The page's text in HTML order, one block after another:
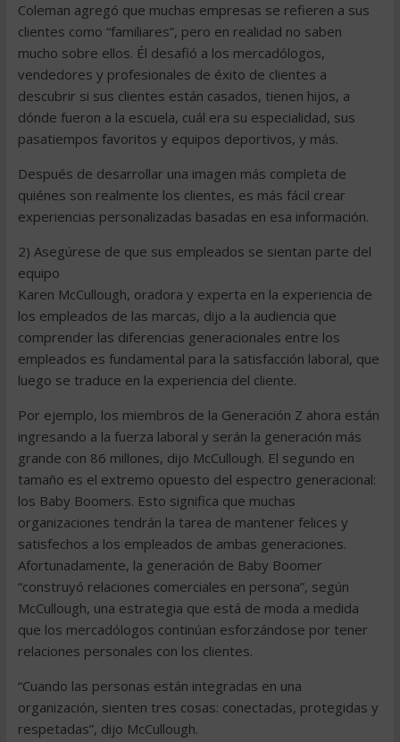
Coleman agregó que muchas empresas se refieren a sus
clientes como “familiares”, pero en realidad no saben
mucho sobre ellos. Él desafió a los mercadólogos,
vendedores y profesionales de éxito de clientes a
descubrir si sus clientes están casados, tienen hijos, a
dónde fueron a la escuela, cuál era su especialidad, sus
pasatiempos favoritos y equipos deportivos, y más.
Después de desarrollar una imagen más completa de
quiénes son realmente los clientes, es más fácil crear
experiencias personalizadas basadas en esa información.
2) Asegúrese de que sus empleados se sientan parte del
equipo
Karen McCullough, oradora y experta en la experiencia de
los empleados de las marcas, dijo a la audiencia que
comprender las diferencias generacionales entre los
empleados es fundamental para la satisfacción laboral, que
luego se traduce en la experiencia del cliente.
Por ejemplo, los miembros de la Generación Z ahora están
ingresando a la fuerza laboral y serán la generación más
grande con 86 millones, dijo McCullough. El segundo en
tamaño es el extremo opuesto del espectro generacional:
los Baby Boomers. Esto significa que muchas
organizaciones tendrán la tarea de mantener felices y
satisfechos a los empleados de ambas generaciones.
Afortunadamente, la generación de Baby Boomer
“construyó relaciones comerciales en persona”, según
McCullough, una estrategia que está de moda a medida
que los mercadólogos continúan esforzándose por tener
relaciones personales con los clientes.
“Cuando las personas están integradas en una
organización, sienten tres cosas: conectadas, protegidas y
respetadas”, dijo McCullough.